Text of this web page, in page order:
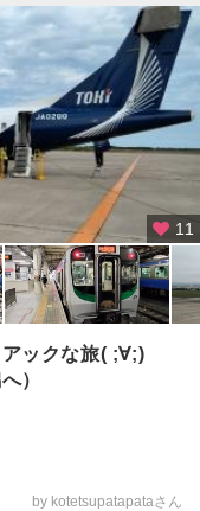
11
アックな旅( ;∀;)
）
by kotetsupatapataさん